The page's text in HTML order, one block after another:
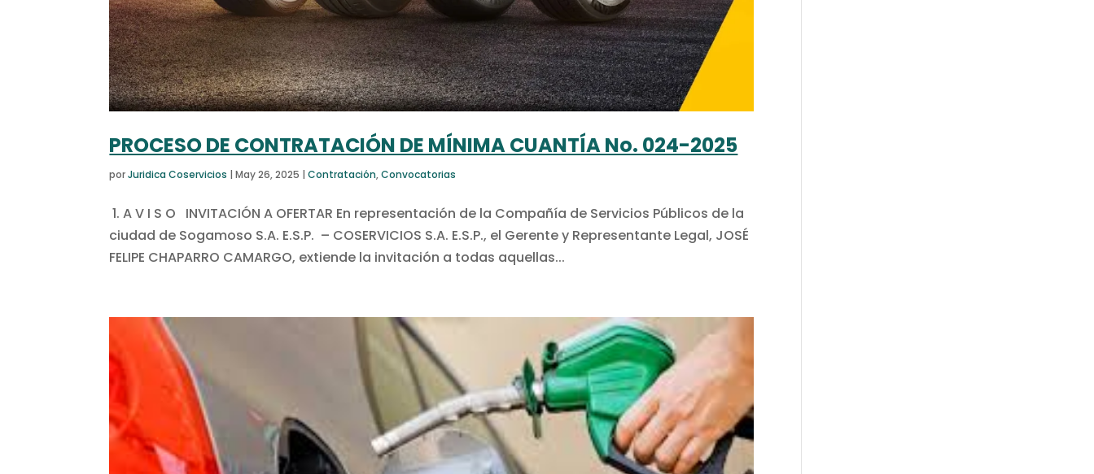
PROCESO DE CONTRATACIÓN DE MÍNIMA CUANTÍA No. 024-2025
porJuridica Coservicios |May 26, 2025 |Contratación,Convocatorias
1. A V I S O INVITACIÓN A OFERTAR En representación de la Compañía de Servicios Públicos de la
ciudad de Sogamoso S.A. E.S.P. – COSERVICIOS S.A. E.S.P., el Gerente y Representante Legal, JOSÉ
FELIPE CHAPARRO CAMARGO, extiende la invitación a todas aquellas...